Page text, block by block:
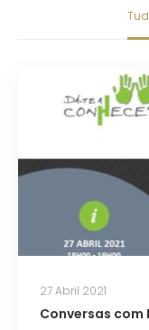
27 Abril 2021
Conversas com